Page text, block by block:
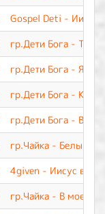
Gospel Deti -
гр.Дети Бога - Ты
гр.Дети Бога - Я
гр.Дети Бога -
гр.Дети Бога -
гр.Чайка - Белый
4given - Иисус
гр.Чайка - В моей